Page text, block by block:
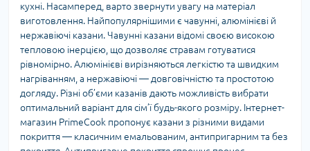
кухні. Насамперед, варто звернути увагу на матеріал
виготовлення. Найпопулярнішими є чавунні, алюмінієві й
нержавіючі казани. Чавунні казани відомі своєю високою
тепловою інерцією, що дозволяє стравам готуватися
рівномірно. Алюмінієві вирізняються легкістю та швидким
нагріванням, а нержавіючі — довговічністю та простотою
догляду. Різні об’єми казанів дають можливість вибрати
оптимальний варіант для сім’ї будь-якого розміру. Інтернет-
магазин PrimeCook пропонує казани з різними видами
покриття — класичним емальованим, антипригарним та без